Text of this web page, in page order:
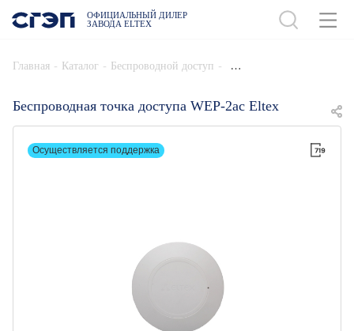
ОФИЦИАЛЬНЫЙ ДИЛЕР
ЗАВОДА ELTEX
Главная - Каталог - Беспроводной доступ -
Беспроводная точка доступа WEP-2ac Eltex
Осуществляется поддержка